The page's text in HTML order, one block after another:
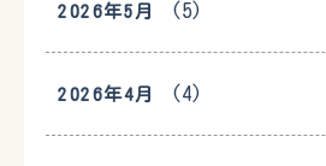
2026年5月 (5)
2026年4月 (4)